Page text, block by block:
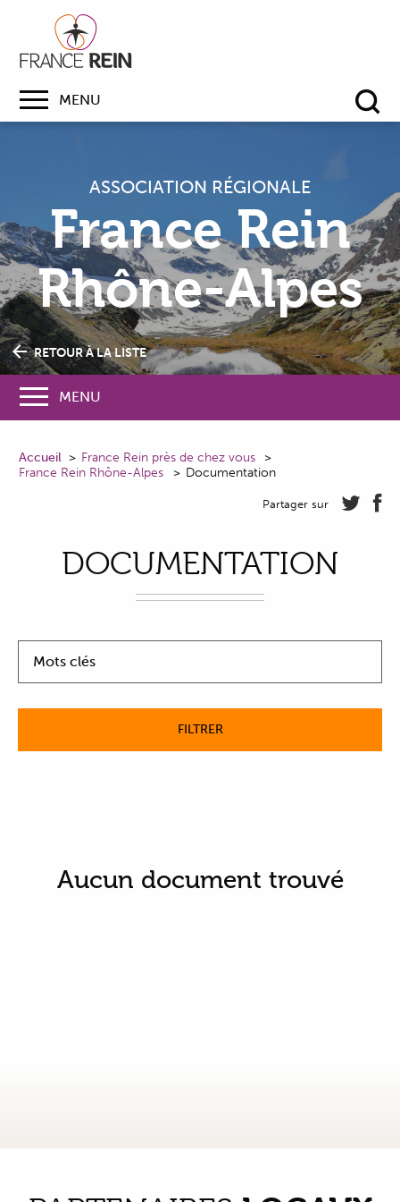
MENU
ASSOCIATION RÉGIONALE
France Rein
Rhône-Alpes
RETOUR À LA LISTE
MENU
Accueil
France Rein près de chez vous
France Rein Rhône-Alpes
Documentation
Partager sur
DOCUMENTATION
Mots clés
FILTRER
Aucun document trouvé